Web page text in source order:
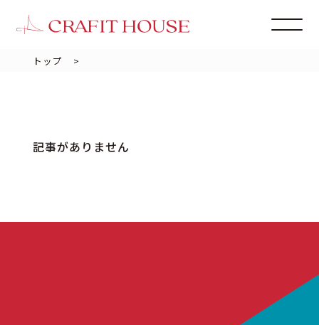
トップ >
記事がありません